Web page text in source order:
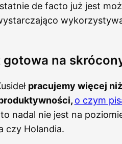
de facto już jest
na
pracujemy więcej
o czym
nadal nie jest na
czy Holandia.